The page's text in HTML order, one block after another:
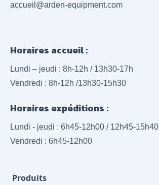
accueil@arden-equipment.com
Horaires accueil :
Lundi – jeudi : 8h-12h / 13h30-17h
Vendredi : 8h-12h /13h30-15h30
Horaires expéditions :
Lundi - jeudi : 6h45-12h00 / 12h45-15h40
Vendredi : 6h45-12h00
Produits